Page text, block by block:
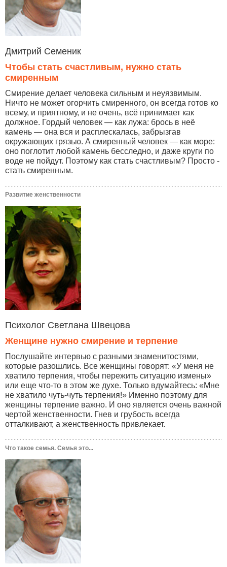
Дмитрий Семеник
Чтобы стать счастливым, нужно стать
смиренным
Смирение делает человека сильным и неуязвимым.
Ничто не может огорчить смиренного, он всегда готов ко
всему, и приятному, и не очень, всё принимает как
должное. Гордый человек — как лужа: брось в неё
камень — она вся и расплескалась, забрызгав
окружающих грязью. А смиренный человек — как море:
оно поглотит любой камень бесследно, и даже круги по
воде не пойдут. Поэтому как стать счастливым? Просто -
стать смиренным.
Развитие женственности
Психолог Светлана Швецова
Женщине нужно смирение и терпение
Послушайте интервью с разными знаменитостями,
которые разошлись. Все женщины говорят: «У меня не
хватило терпения, чтобы пережить ситуацию измены»
или еще что-то в этом же духе. Только вдумайтесь: «Мне
не хватило чуть-чуть терпения!» Именно поэтому для
женщины терпение важно. И оно является очень важной
чертой женственности. Гнев и грубость всегда
отталкивают, а женственность привлекает.
Что такое семья. Семья это...